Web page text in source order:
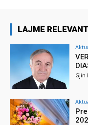
LAJME
Gjin